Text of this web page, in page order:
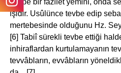
Tevbe bir fazilet yemini, onda
işidir. Usûlünce tevbe edip
mertebesinde olduğunu Hz.
[6] Tabiî sürekli tevbe ettiği
inhiraflardan kurtulamayanın
tevvâbların, evvâbların